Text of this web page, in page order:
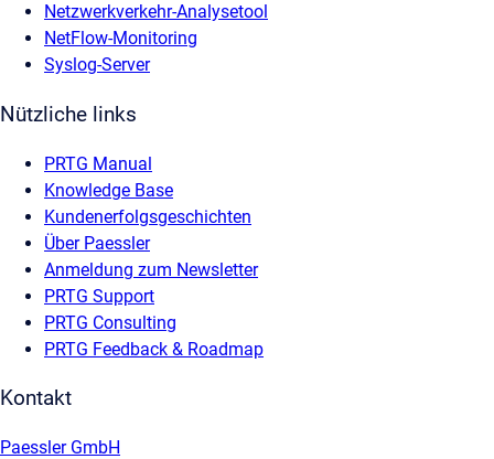
Netzwerkverkehr-Analysetool
NetFlow-Monitoring
Syslog-Server
Nützliche links
PRTG Manual
Knowledge Base
Kundenerfolgsgeschichten
Über Paessler
Anmeldung zum Newsletter
PRTG Support
PRTG Consulting
PRTG Feedback & Roadmap
Kontakt
Paessler GmbH